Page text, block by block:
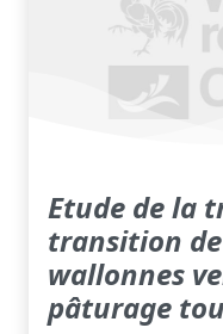
Etude de la
transition
wallonnes
pâturage